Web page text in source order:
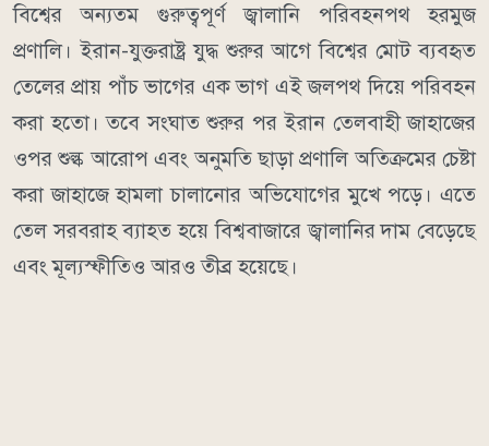
বিশ্বের অন্যতম গুরুত্বপূর্ণ জ্বালানি পরিবহনপথ হরমুজ
প্রণালি। ইরান-যুক্তরাষ্ট্র যুদ্ধ শুরুর আগে বিশ্বের মোট ব্যবহৃত
তেলের প্রায় পাঁচ ভাগের এক ভাগ এই জলপথ দিয়ে পরিবহন
করা হতো। তবে সংঘাত শুরুর পর ইরান তেলবাহী জাহাজের
ওপর শুল্ক আরোপ এবং অনুমতি ছাড়া প্রণালি অতিক্রমের চেষ্টা
করা জাহাজে হামলা চালানোর অভিযোগের মুখে পড়ে। এতে
তেল সরবরাহ ব্যাহত হয়ে বিশ্ববাজারে জ্বালানির দাম বেড়েছে
এবং মূল্যস্ফীতিও আরও তীব্র হয়েছে।